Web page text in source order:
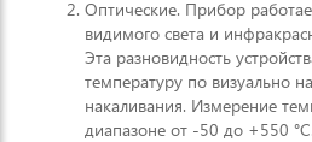
Оптические. Прибор
видимого света и
Эта разновидность
температуру по визуально
накаливания. Измерение
диапазоне от -50 до +550 °C.